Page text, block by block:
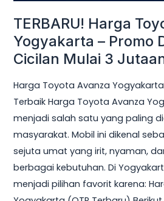
TERBARU! Harga
Yogyakarta – Promo
Cicilan Mulai 3
Harga Toyota Avanza
Terbaik Harga Toyota Avanza
menjadi salah satu yang paling
masyarakat. Mobil ini dikenal
sejuta umat yang irit, nyaman,
berbagai kebutuhan. Di
menjadi pilihan favorit karena:
Mulai
3
Jutaan